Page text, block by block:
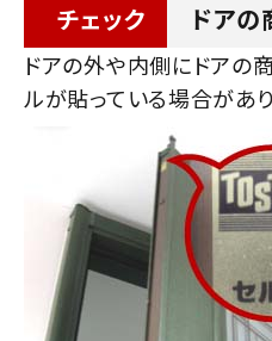
チェック ドアの
ドアの外や内側にドアの
ルが貼っている場合があり